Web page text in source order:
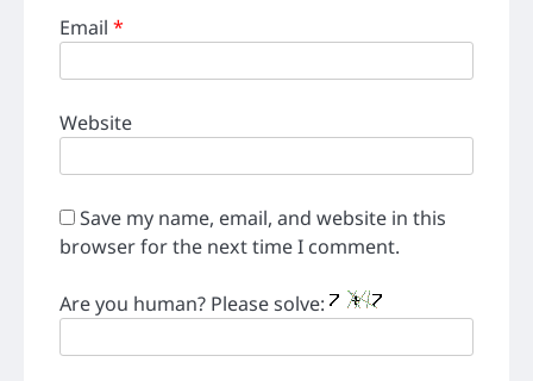
Email *
Website
Save my name, email, and website in this
browser for the next time I comment.
Are you human? Please solve: